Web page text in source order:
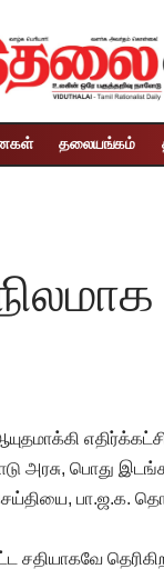
தலையங்கம்
அரசு, பொது
பா.ஜ.க.
சதியாகவே